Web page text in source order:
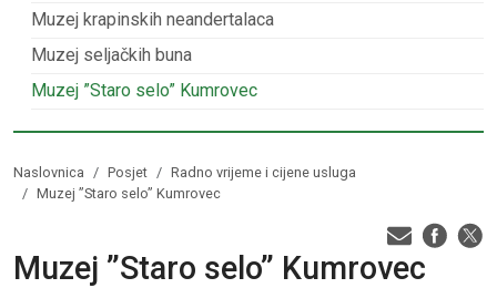
Muzej krapinskih neandertalaca
Muzej seljačkih buna
Muzej ”Staro selo” Kumrovec
Naslovnica Posjet
Radno vrijeme i cijene usluga
Muzej ”Staro selo” Kumrovec
Muzej ”Staro selo” Kumrovec